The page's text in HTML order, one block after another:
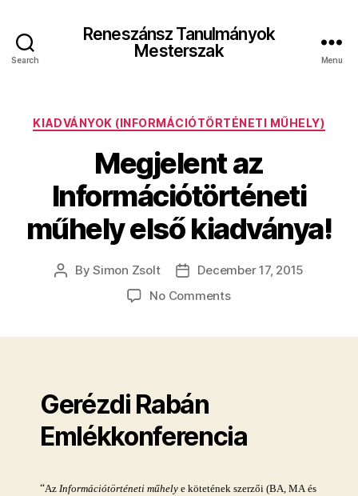
Search
Reneszánsz Tanulmányok
Mesterszak
Menu
Categories
KIADVÁNYOK (INFORMÁCIÓTÖRTÉNETI MŰHELY)
Megjelent az
Információtörténeti
műhely első kiadványa!
PostBySimon Zsolt
PostDecember 17, 2015
No Commentson
Gerézdi Rabán
Emlékkonferencia
“AzInformációtörténetiműhelye kötetének szerzői (BA, MA és